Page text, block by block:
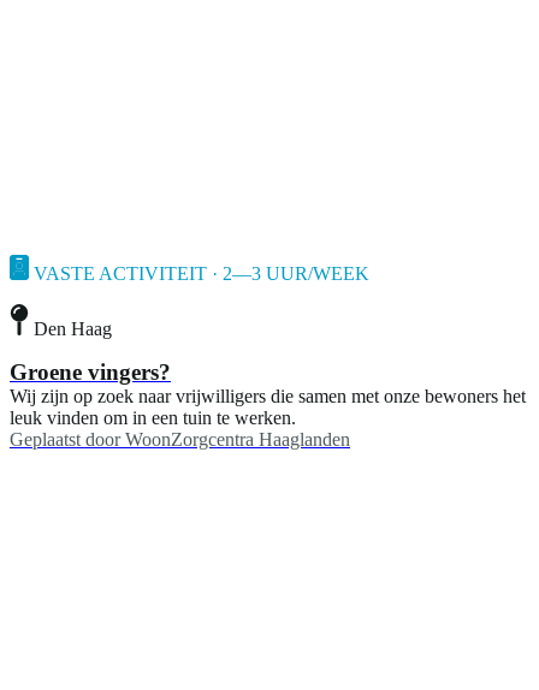
VASTE ACTIVITEIT · 2—3 UUR/WEEK
Den Haag
Groene vingers?
Wij zijn op zoek naar vrijwilligers die samen met onze bewoners het
leuk vinden om in een tuin te werken.
Geplaatst door WoonZorgcentra Haaglanden